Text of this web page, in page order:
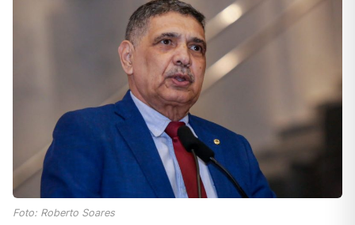
Foto: Roberto Soares